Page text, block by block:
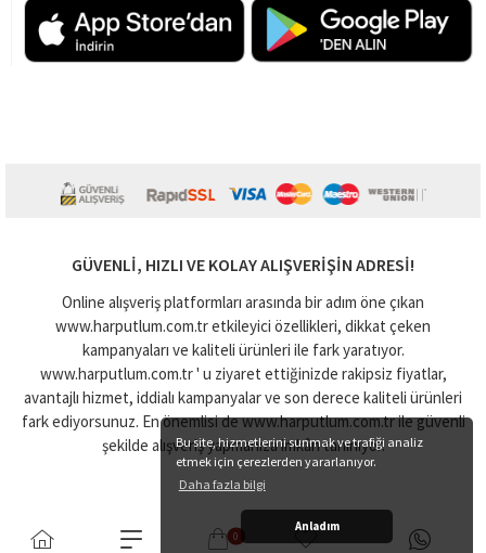
Bu site, hizmetlerini sunmak ve trafiği analiz
etmek için çerezlerden yararlanıyor.
Daha fazla bilgi
Anladım
GÜVENLI, HIZLI VE KOLAY ALIŞVERIŞIN ADRESI!
Online alışveriş platformları arasında bir adım öne çıkan
www.harputlum.com.tr etkileyici özellikleri, dikkat çeken
kampanyaları ve kaliteli ürünleri ile fark yaratıyor.
www.harputlum.com.tr ' u ziyaret ettiğinizde rakipsiz fiyatlar,
avantajlı hizmet, iddialı kampanyalar ve son derece kaliteli ürünleri
fark ediyorsunuz. En önemlisi de www.harputlum.com.tr ile güvenli
şekilde alışveriş yapmanıza imkân tanınıyor.
0